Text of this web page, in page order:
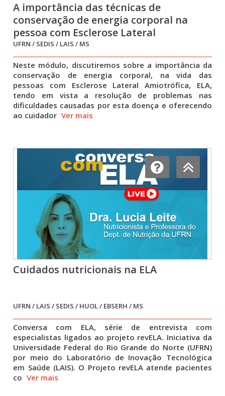
A importância das técnicas de
conservação de energia corporal na
pessoa com Esclerose Lateral
Amiotrófica: uma contribuição da
Terapia Ocupacional
UFRN / SEDIS / LAIS / MS
Neste módulo, discutiremos sobre a importância da
conservação de energia corporal, na vida das
pessoas com Esclerose Lateral Amiotrófica, ELA,
tendo em vista a resolução de problemas nas
dificuldades causadas por esta doença e oferecendo
ao cuidador Ver mais
Cuidados nutricionais na ELA
UFRN / LAIS / SEDIS / HUOL / EBSERH / MS
Conversa com ELA, série de entrevista com
especialistas ligados ao projeto revELA. Iniciativa da
Universidade Federal do Rio Grande do Norte (UFRN)
por meio do Laboratório de Inovação Tecnológica
em Saúde (LAIS). O Projeto revELA atende pacientes
co Ver mais